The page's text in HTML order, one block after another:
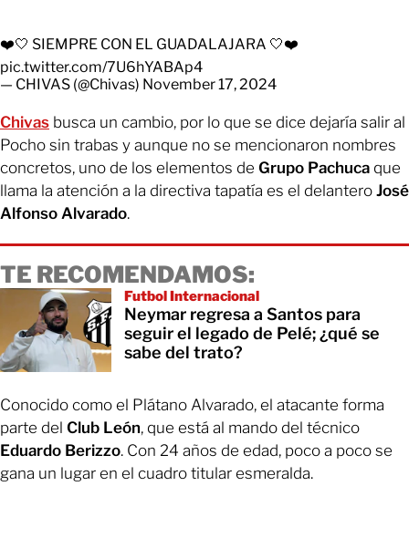
❤️🤍 SIEMPRE CON EL GUADALAJARA 🤍❤️
pic.twitter.com/7U6hYABAp4
— CHIVAS (@Chivas) November 17, 2024
Chivas busca un cambio, por lo que se dice dejaría salir al
Pocho sin trabas y aunque no se mencionaron nombres
concretos, uno de los elementos de Grupo Pachuca que
llama la atención a la directiva tapatía es el delantero José
Alfonso Alvarado.
TE RECOMENDAMOS:
Futbol Internacional
Neymar regresa a Santos para
seguir el legado de Pelé; ¿qué se
sabe del trato?
Conocido como el Plátano Alvarado, el atacante forma
parte del Club León, que está al mando del técnico
Eduardo Berizzo. Con 24 años de edad, poco a poco se
gana un lugar en el cuadro titular esmeralda.